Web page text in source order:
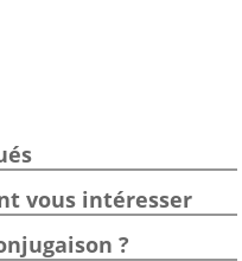
vous intéresser
?